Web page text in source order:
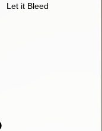
Let it Bleed